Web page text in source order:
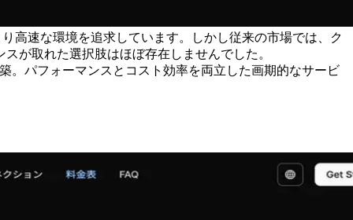
高速な環境を追求しています。しかし従来の市場では、ク
が取れた選択肢はほぼ存在しませんでした。
。パフォーマンスとコスト効率を両立した画期的なサービ